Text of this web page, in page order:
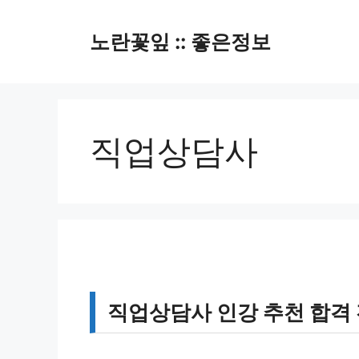
노란꽃잎 :: 좋은정보
직업상담사
직업상담사 인강 추천 합격